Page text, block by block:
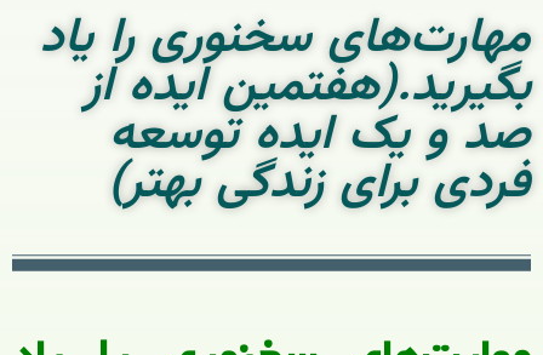
مهارت‌های سخنوری را یاد
بگیرید.(هفتمین ایده از
صد و یک ایده توسعه
فردی برای زندگی بهتر)